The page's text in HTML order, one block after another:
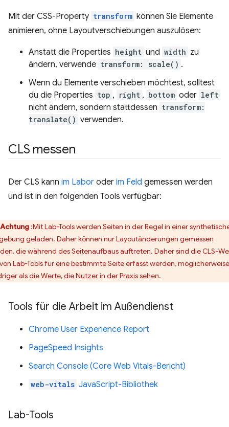
Mit der CSS-Property transform können Sie Elemente
animieren, ohne Layoutverschiebungen auszulösen:
Anstatt die Properties height und width zu
ändern, verwende transform: scale() .
Wenn du Elemente verschieben möchtest, solltest
du die Properties top , right , bottom oder left
nicht ändern, sondern stattdessen transform:
translate() verwenden.
CLS messen
Der CLS kann im Labor oder im Feld gemessen werden
und ist in den folgenden Tools verfügbar:
Achtung :Mit Lab-Tools werden Seiten in der Regel in einer
geladen. Daher können nur Layoutänderungen gemessen
die während des Seitenaufbaus auftreten. Daher sind die CLS-
Lab-Tools für eine bestimmte Seite erfasst werden, möglicherweise
als die Werte, die Nutzer in der Praxis sehen.
Tools für die Arbeit im Außendienst
Chrome User Experience Report
PageSpeed Insights
Search Console (Core Web Vitals-Bericht)
web-vitals JavaScript-Bibliothek
Lab-Tools